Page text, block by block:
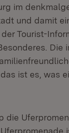
im
und damit
Tourist-
ist es, was
die